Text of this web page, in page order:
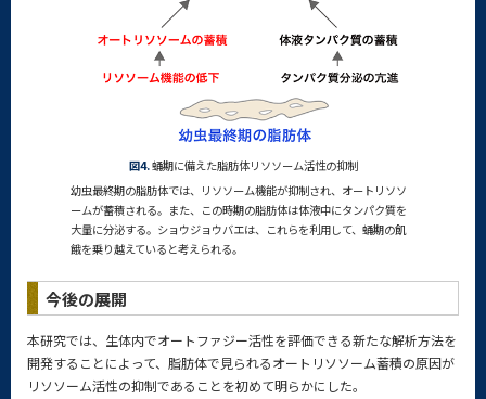
図4.蛹期に備えた脂肪体リソソーム活性の抑制
幼虫最終期の脂肪体では、リソソーム機能が抑制され、オートリソソ
ームが蓄積される。また、この時期の脂肪体は体液中にタンパク質を
大量に分泌する。ショウジョウバエは、これらを利用して、蛹期の飢
餓を乗り越えていると考えられる。
今後の展開
本研究では、生体内でオートファジー活性を評価できる新たな解析方法を
開発することによって、脂肪体で見られるオートリソソーム蓄積の原因が
リソソーム活性の抑制であることを初めて明らかにした。